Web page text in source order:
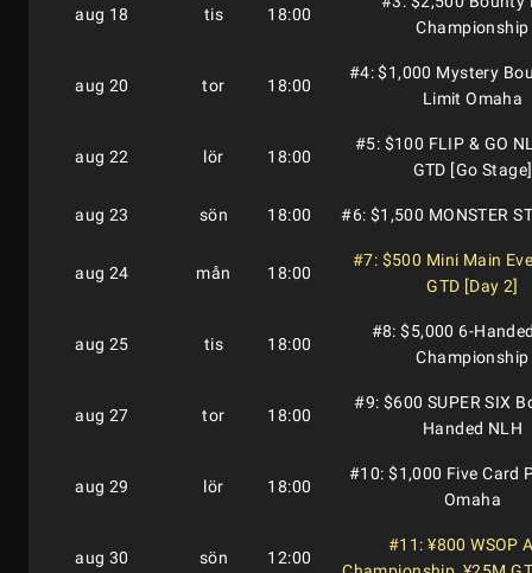
aug 18 tis 18:00
Championship
aug 20 tor 18:00
#4: $1,000 Mystery
Limit Omaha
aug 22 lör 18:00
#5: $100 FLIP & GO
GTD [Go Stage]
aug 23 sön 18:00 #6: $1,500 MONSTER
aug 24 mån 18:00
#7: $500 Mini Main
GTD [Day 2]
aug 25 tis 18:00
#8: $5,000 6-
Championship
aug 27 tor 18:00
#9: $600 SUPER SIX
Handed NLH
aug 29 lör 18:00
#10: $1,000 Five Card
Omaha
aug 30 sön 12:00
#11: ¥800 WSOP